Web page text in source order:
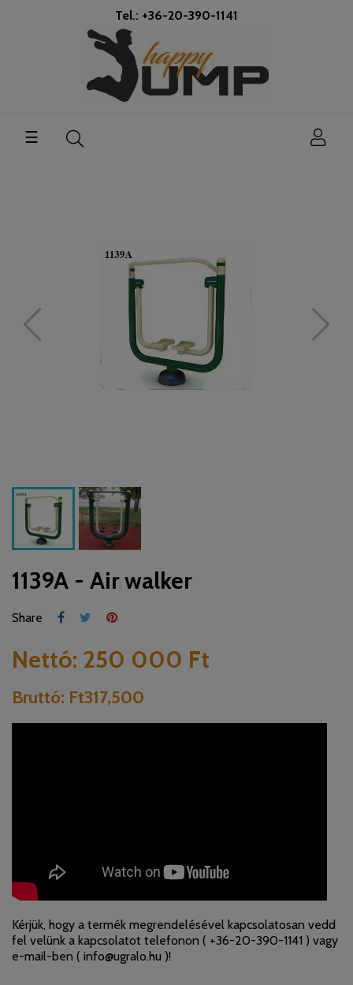
Tel.: +36-20-390-1141
Toggle
navigation
☰
1139A - Air walker
Share
Nettó: 250 000 Ft
Bruttó: Ft317,500
Kérjük, hogy a termék megrendelésével kapcsolatosan vedd
fel velünk a kapcsolatot telefonon ( +36-20-390-1141 ) vagy
e-mail-ben ( info@ugralo.hu )!